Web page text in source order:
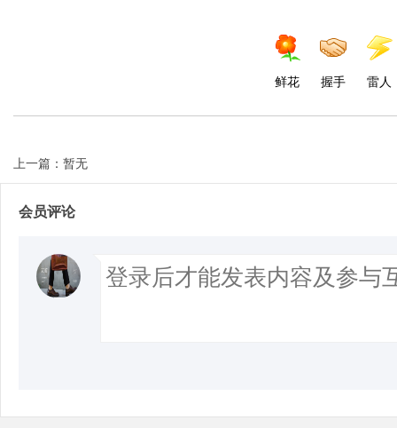
鲜花 握手 雷人
上一篇：暂无
会员评论